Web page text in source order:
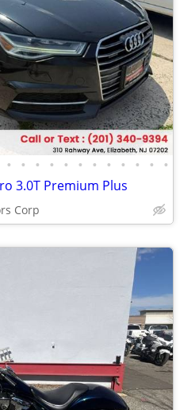
• • • • • • • • • • • •
3.0T Premium Plus
Corp